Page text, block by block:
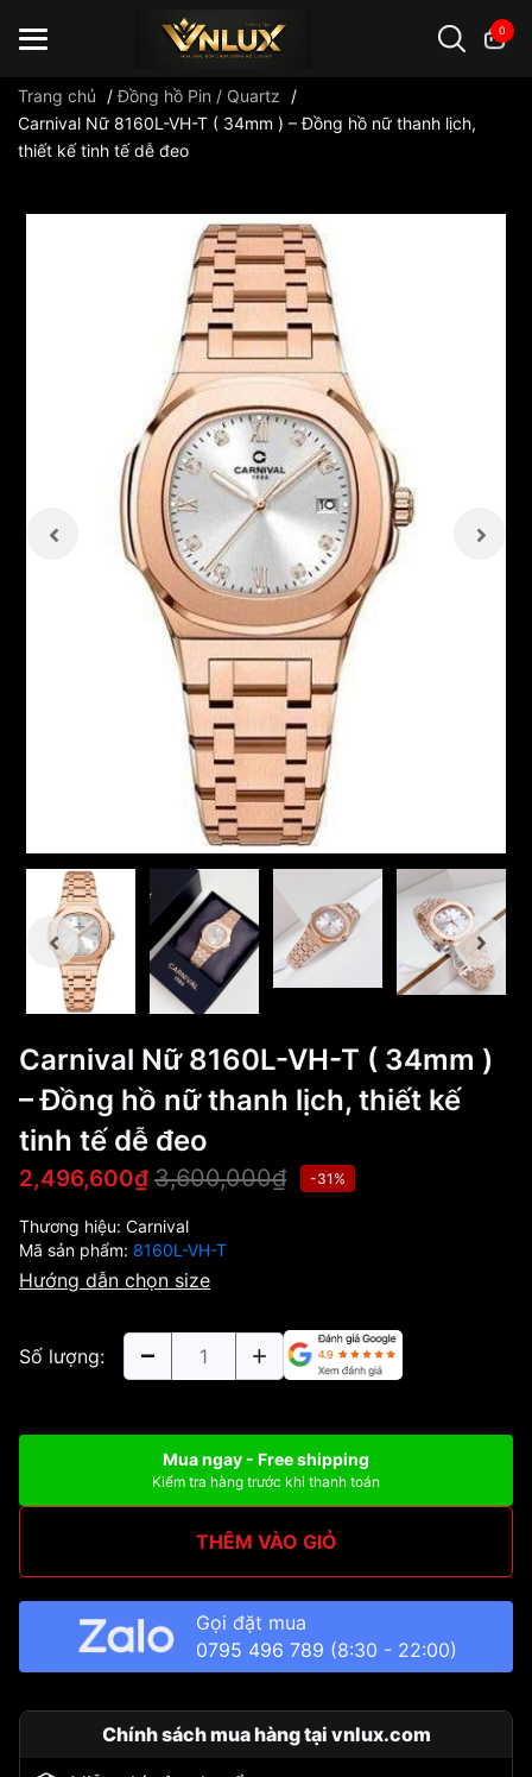
0
Đồng hồ casio đồng hồ G-Shock
Trang chủ /Đồng hồ Pin / Quartz
/
Carnival Nữ 8160L-VH-T ( 34mm ) – Đồng hồ nữ thanh lịch,
thiết kế tinh tế dễ đeo
Carnival Nữ 8160L-VH-T ( 34mm )
– Đồng hồ nữ thanh lịch, thiết kế
tinh tế dễ đeo
2,496,600₫ 3,600,000₫ -31%
Thương hiệu: Carnival
Mã sản phẩm: 8160L-VH-T
Hướng dẫn chọn size
Số lượng:
Mua ngay - Free shipping
Kiểm tra hàng trước khi thanh toán
THÊM VÀO GIỎ
Gọi đặt mua
0795 496 789 (8:30 - 22:00)
Chính sách mua hàng tại vnlux.com